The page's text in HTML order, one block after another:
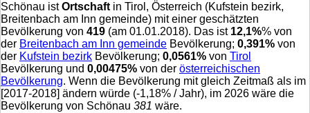
Schönau istOrtschaft in Tirol, Österreich (Kufstein bezirk,
Breitenbach am Inn gemeinde) mit einer geschätzten
Bevölkerung von 419 (am 01.01.2018). Das ist 12,1%% von
der Breitenbach am Inn gemeinde Bevölkerung; 0,391% von
der Kufstein bezirk Bevölkerung; 0,0561% von Tirol
Bevölkerung und 0,00475% von der österreichischen
Bevölkerung. Wenn die Bevölkerung mit gleich Zeitmaß als im
[2017-2018] ändern würde (-1,18% / Jahr), im 2026 wäre die
Bevölkerung von Schönau 381 wäre.